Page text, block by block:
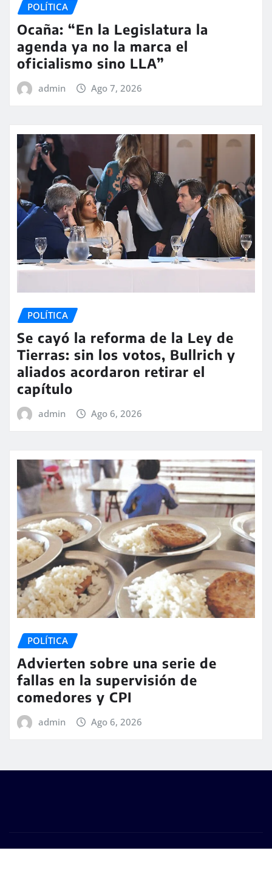
POLÍTICA
Ocaña: “En la Legislatura la
agenda ya no la marca el
oficialismo sino LLA”
admin Ago 7, 2026
POLÍTICA
Se cayó la reforma de la Ley de
Tierras: sin los votos, Bullrich y
aliados acordaron retirar el
capítulo
admin Ago 6, 2026
POLÍTICA
Advierten sobre una serie de
fallas en la supervisión de
comedores y CPI
admin Ago 6, 2026